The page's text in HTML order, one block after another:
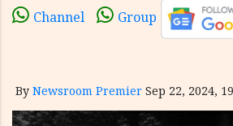
Channel Group
By Newsroom Premier Sep 22, 2024,